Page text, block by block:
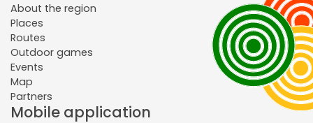
About the region
Places
Routes
Outdoor games
Events
Map
Partners
Mobile application